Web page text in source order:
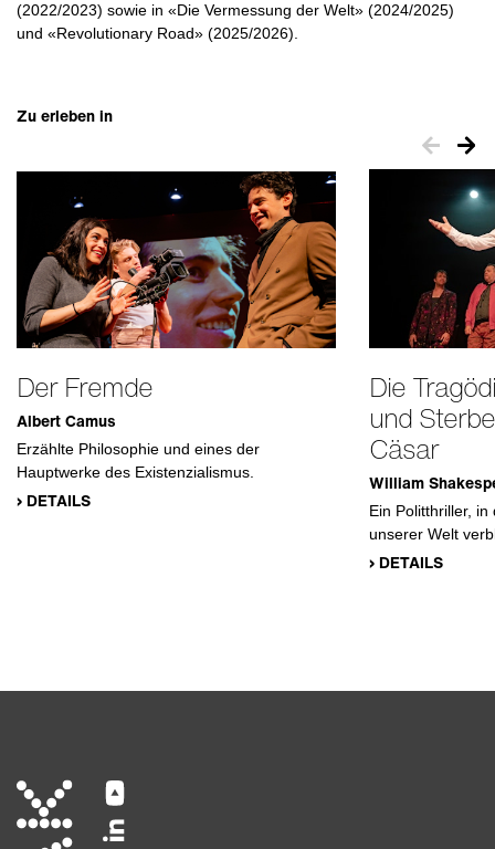
(2022/2023) sowie in «Die Vermessung der Welt» (2024/2025)
und «Revolutionary Road» (2025/2026).
Zu erleben in
Der Fremde
Albert Camus
Erzählte Philosophie und eines der
Hauptwerke des Existenzialismus.
› DETAILS
Die
und
Cäsar
William
Ein Politthriller,
unserer Welt
› DETAILS